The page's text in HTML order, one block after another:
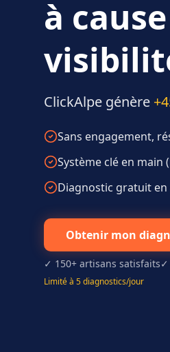
à
ClickAlpe génère
Sans engagement,
Système clé en main
Diagnostic gratuit en
Obtenir mon
✓ 150+ artisans satisfaits✓
Limité à 5 diagnostics/jour